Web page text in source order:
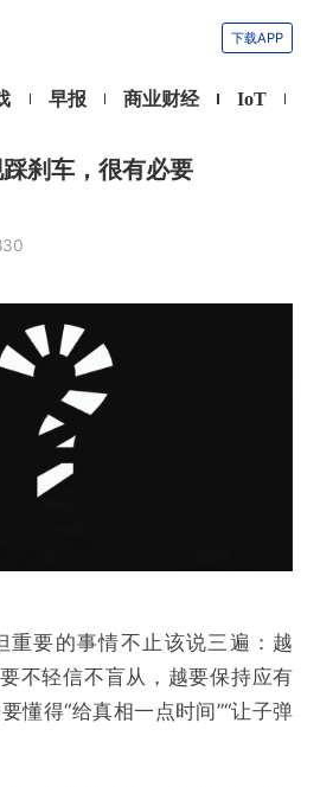
下载APP
早报 商业财经 IoT
刹车，很有必要
重要的事情不止该说三遍：越
不轻信不盲从，越要保持应有
懂得“给真相一点时间”“让子弹